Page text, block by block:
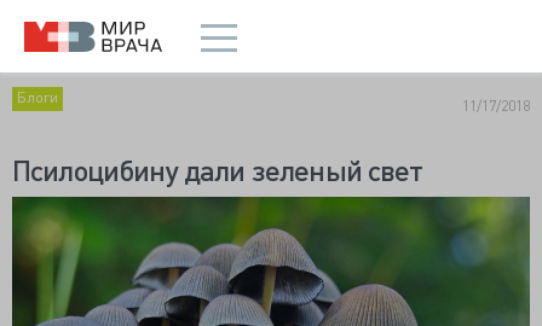
Блоги 11/17/2018
Псилоцибину дали зеленый свет